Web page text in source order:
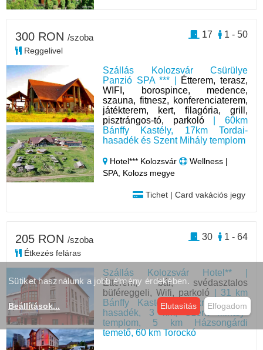
Szállás Kolozsvár Csürülye
Panzió SPA *** | Étterem, terasz,
WIFI, borospince, medence,
szauna, fitnesz, konferenciaterem,
játékterem, kert, filagória, grill,
pisztrángos-tó, parkoló| 60km
Bánffy Kastély, 17km Tordai-
hasadék és Szent Mihály templom
Hotel*** Kolozsvár
Wellness |
SPA, Kolozs megye
Tichet | Card vakációs jegy
300 RON /szoba
Reggelivel
1 - 50
17
Szállás Kolozsvár Hotel** |
Étterem, bár, svédasztalos
büféreggeli, Wifi, parkoló | 31 km
Bánffy Kastély, 37 km, Tordai-
hasadék, 3 km, Szent Mihály-
templom, 5 km Házsongárdi
temető, 60 km Torockó
205 RON /szoba
Étkezés feláras
1 - 64
30
Sütiket használunk a jobb élmény érdekében.
Beállítások... Elutasítás Elfogadom